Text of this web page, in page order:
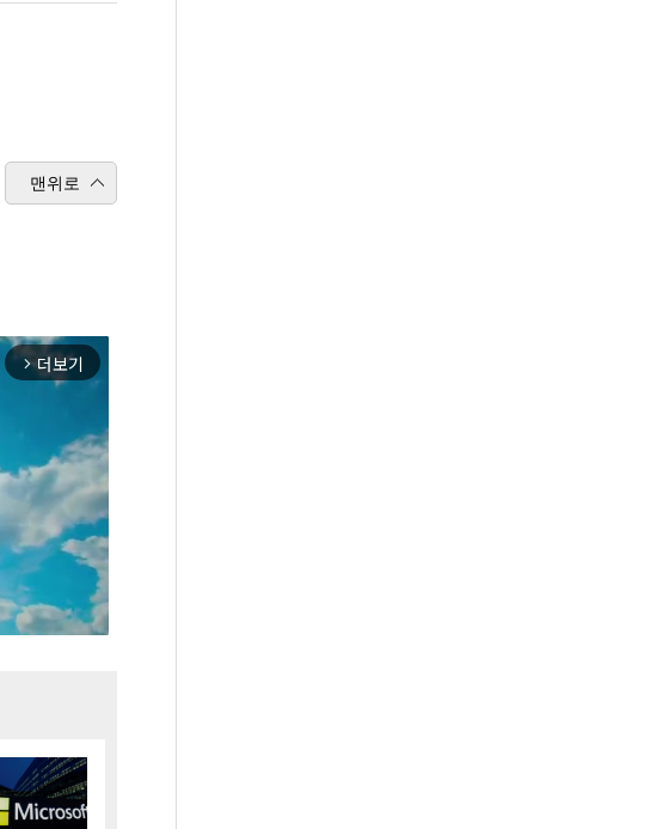
맨위로
arrow_forward_ios 더보기